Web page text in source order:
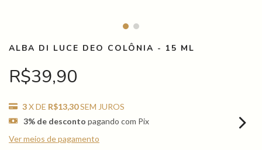
ALBA DI LUCE DEO COLÔNIA - 15 ML
R$39,90
3X DE R$13,30SEM JUROS
3% de desconto pagando com Pix
Ver meios de pagamento